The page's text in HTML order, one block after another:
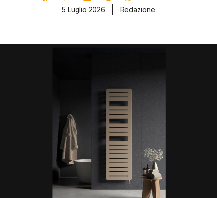
5 Luglio 2026
Redazione